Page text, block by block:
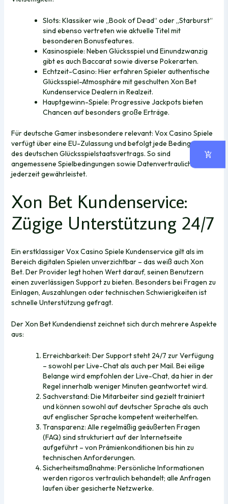
Slots: Klassiker wie „Book of Dead“ oder „Starburst“
sind ebenso vertreten wie aktuelle Titel mit
besonderen Bonusfeatures.
Kasinospiele: Neben Glücksspiel und Einundzwanzig
gibt es auch Baccarat sowie diverse Pokerarten.
Echtzeit-Casino: Hier erfahren Spieler authentische
Glücksspiel-Atmosphäre mit geschulten Xon Bet
Kundenservice Dealern in Realzeit.
Hauptgewinn-Spiele: Progressive Jackpots bieten
Chancen auf besonders große Erträge.
Für deutsche Gamer insbesondere relevant: Vox Casino Spiele
verfügt über eine EU-Zulassung und befolgt jede Bedingungen
des deutschen Glücksspielstaatsvertrags. So sind
angemessene Spielbedingungen sowie Datenvertraulichkeit
jederzeit gewährleistet.
Xon Bet Kundenservice:
Zügige Unterstützung 24/7
Ein erstklassiger Vox Casino Spiele Kundenservice gilt als im
Bereich digitalen Spielen unverzichtbar – das weiß auch Xon
Bet. Der Provider legt hohen Wert darauf, seinen Benutzern
einen zuverlässigen Support zu bieten. Besonders bei Fragen zu
Einlagen, Auszahlungen oder technischen Schwierigkeiten ist
schnelle Unterstützung gefragt.
Der Xon Bet Kundendienst zeichnet sich durch mehrere Aspekte
aus:
Erreichbarkeit: Der Support steht 24/7 zur Verfügung
– sowohl per Live-Chat als auch per Mail. Bei eilige
Belange wird empfohlen der Live-Chat, da hier in der
Regel innerhalb weniger Minuten geantwortet wird.
Sachverstand: Die Mitarbeiter sind gezielt trainiert
und können sowohl auf deutscher Sprache als auch
auf englischer Sprache kompetent weiterhelfen.
Transparenz: Alle regelmäßig geäußerten Fragen
(FAQ) sind strukturiert auf der Internetseite
aufgeführt – von Prämienkonditionen bis hin zu
technischen Anforderungen.
Sicherheitsmaßnahme: Persönliche Informationen
werden rigoros vertraulich behandelt; alle Anfragen
laufen über gesicherte Netzwerke.